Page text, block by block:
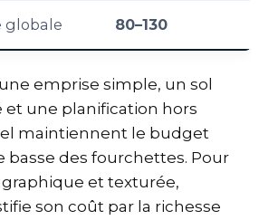
globale 80–130
emprise simple, un sol
et une planification hors
maintiennent le budget
basse des fourchettes. Pour
et texturée,
son coût par la richesse